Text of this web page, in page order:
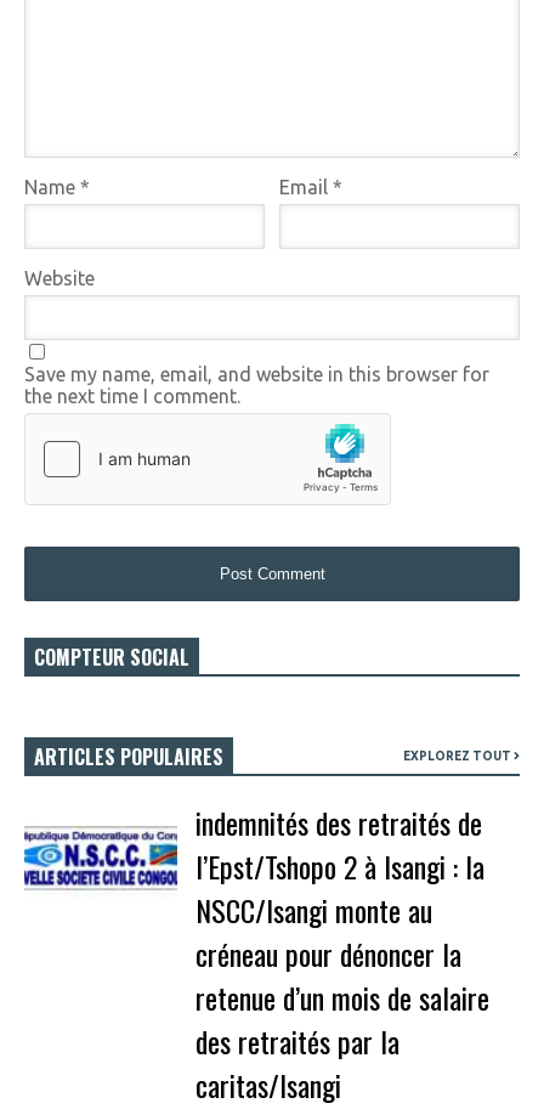
Name * Email*
Website
Save my name, email, and website in this browser for
the next time I comment.
COMPTEUR SOCIAL
ARTICLES POPULAIRES EXPLOREZ TOUT
indemnités des retraités de
l’Epst/Tshopo 2 à Isangi : la
NSCC/Isangi monte au
créneau pour dénoncer la
retenue d’un mois de salaire
des retraités par la
caritas/Isangi